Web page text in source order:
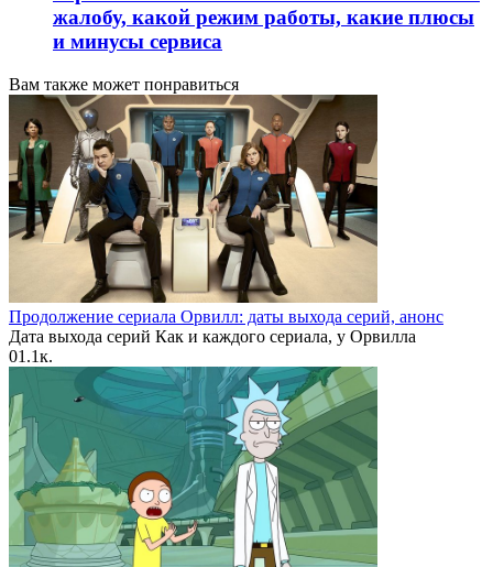
жалобу, какой режим работы, какие плюсы
и минусы сервиса
Вам также может понравиться
Продолжение сериала Орвилл: даты выхода серий, анонс
Дата выхода серий Как и каждого сериала, у Орвилла
01.1к.